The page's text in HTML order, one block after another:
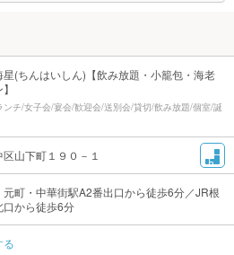
(ちんはいしん)【飲み放題・小籠包・海老
チ/女子会/宴会/歓迎会/送別会/貸切/飲み放題/個室/誕
山下町１９０－１
町・中華街駅A2番出口から徒歩6分／JR根
から徒歩6分
る